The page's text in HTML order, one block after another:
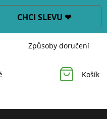
CHCI SLEVU ❤
Způsoby doručení
Košík